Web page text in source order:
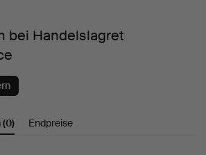
bei Handelslagret
(0) Endpreise